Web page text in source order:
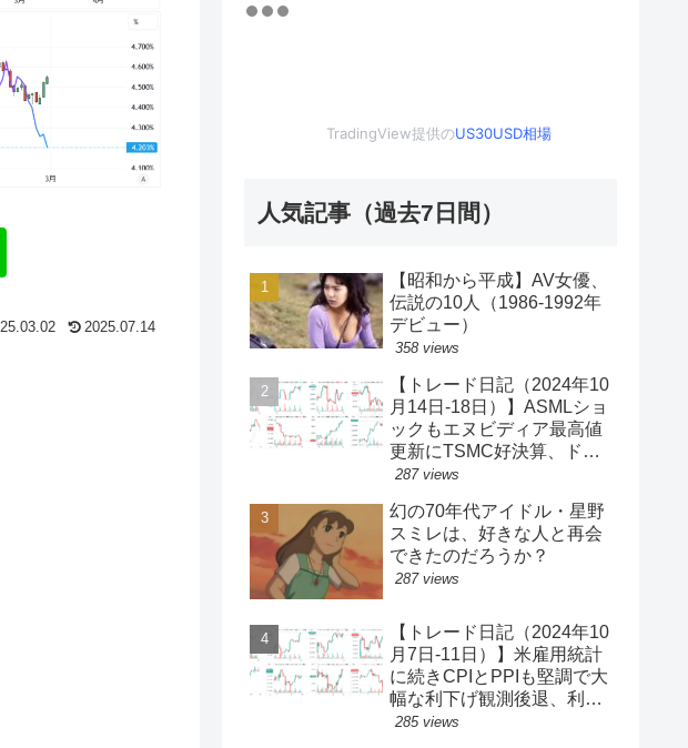
2025.07.14
TradingView提供のUS30USD相場
人気記事（過去7日間）
【昭和から平成】AV女優、
伝説の10人（1986-1992年
デビュー）
358 views
【トレード日記（2024年10
月14日-18日）】ASMLショ
ックもエヌビディア最高値
更新にTSMC好決算、ドル
円一時150円台、円安株高
340】
287 views
幻の70年代アイドル・星野
スミレは、好きな人と再会
できたのだろうか？
287 views
【トレード日記（2024年10
月7日-11日）】米雇用統計
に続きCPIとPPIも堅調で大
幅な利下げ観測後退、利回
り上昇・ドル買い、ダウと
285 views